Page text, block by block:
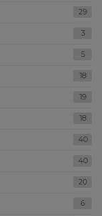
29
3
5
18
19
18
40
40
20
6